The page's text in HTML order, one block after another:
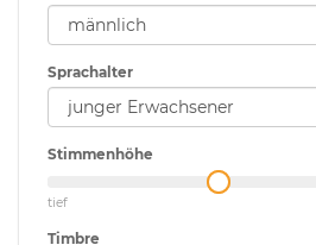
Sprachalter
Stimmenhöhe
tief
Timbre